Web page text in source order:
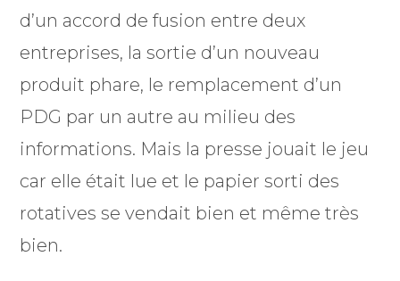
d’un accord de fusion entre deux
entreprises, la sortie d’un nouveau
produit phare, le remplacement d’un
PDG par un autre au milieu des
informations. Mais la presse jouait le jeu
car elle était lue et le papier sorti des
rotatives se vendait bien et même très
bien.